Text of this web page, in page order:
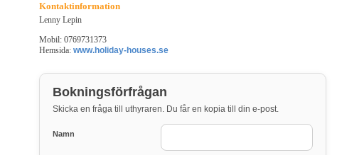
Kontaktinformation
Lenny Lepin
Mobil: 0769731373
Hemsida: www.holiday-houses.se
Bokningsförfrågan
Skicka en fråga till uthyraren. Du får en kopia till din e-post.
Namn